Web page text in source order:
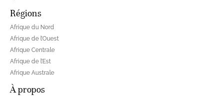
Régions
Afrique du Nord
Afrique de l’Ouest
Afrique Centrale
Afrique de l’Est
Afrique Australe
À propos